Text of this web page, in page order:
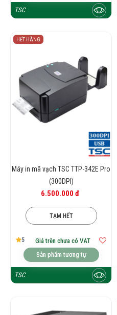
TSC
HẾT HÀNG
Máy in mã vạch TSC TTP-342E Pro
(300DPI)
6.500.000 đ
TẠM HẾT
5
Giá trên chưa có VAT
Sản phẩm tương tự
TSC